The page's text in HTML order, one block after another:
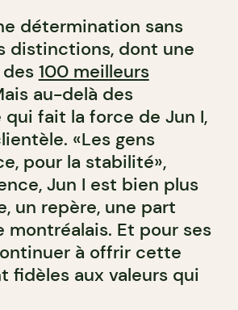
détermination sans
distinctions, dont une
100 meilleurs
au-delà des
fait la force de Jun I,
«Les gens
pour la stabilité»,
Jun I est bien plus
un repère, une part
Et pour ses
à offrir cette
fidèles aux valeurs qui